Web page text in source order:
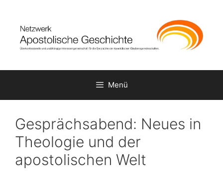
springen
Menü
Gesprächsabend: Neues in
Theologie und der
apostolischen Welt